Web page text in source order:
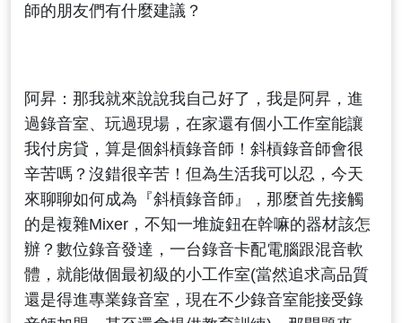
師的朋友們有什麼建議？
阿昇：那我就來說說我自己好了，我是阿昇，進
過錄音室、玩過現場，在家還有個小工作室能讓
我付房貸，算是個斜槓錄音師！斜槓錄音師會很
辛苦嗎？沒錯很辛苦！但為生活我可以忍，今天
來聊聊如何成為『斜槓錄音師』，那麼首先接觸
的是複雜Mixer，不知一堆旋鈕在幹嘛的器材該怎
辦？數位錄音發達，一台錄音卡配電腦跟混音軟
體，就能做個最初級的小工作室(當然追求高品質
還是得進專業錄音室，現在不少錄音室能接受錄